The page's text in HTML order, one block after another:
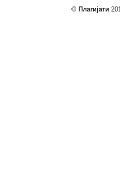
© Плагијати